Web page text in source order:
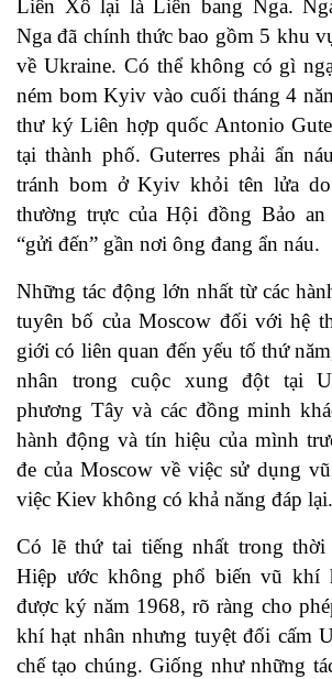
Liên Xô lại là Liên bang Nga.
Nga đã chính thức bao gồm 5 khu
về Ukraine. Có thể không có gì
ném bom Kyiv vào cuối tháng 4
thư ký Liên hợp quốc Antonio
tại thành phố. Guterres phải ẩn
tránh bom ở Kyiv khỏi tên lửa
thường trực của Hội đồng Bảo
“gửi đến” gần nơi ông đang ẩn náu.
Những tác động lớn nhất từ ​​các
tuyên bố của Moscow đối với hệ
giới có liên quan đến yếu tố thứ
nhân trong cuộc xung đột tại
phương Tây và các đồng minh
hành động và tín hiệu của mình
đe của Moscow về việc sử dụng
việc Kiev không có khả năng đáp lại.
Có lẽ thứ tai tiếng nhất trong
Hiệp ước không phổ biến vũ khí
được ký năm 1968, rõ ràng cho
khí hạt nhân nhưng tuyệt đối cấm
chế tạo chúng. Giống như những